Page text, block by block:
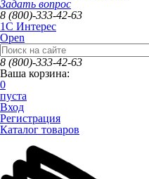
Задать вопрос
8 (800)-333-42-63
1C Интерес
Open
8 (800)-333-42-63
Ваша корзина:
0
пуста
Вход
Регистрация
Каталог товаров